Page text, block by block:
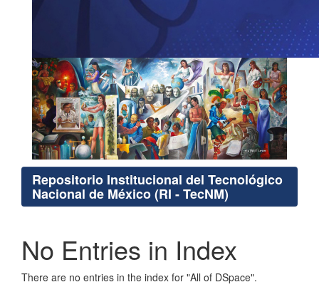
Repositorio Institucional del Tecnológico
Nacional de México (RI - TecNM)
No Entries in Index
There are no entries in the index for "All of DSpace".